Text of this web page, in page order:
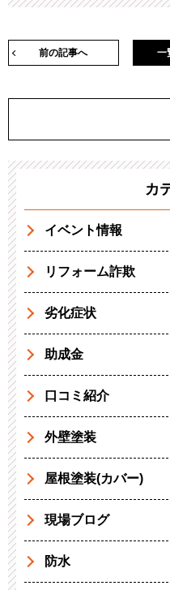
前の記事へ 一
カ
イベント情報
リフォーム詐欺
劣化症状
助成金
口コミ紹介
外壁塗装
屋根塗装(カバー)
現場ブログ
防水